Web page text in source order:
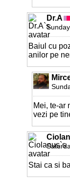
Dr.A
Baiul cu
anilor pe
Mei, te-ar
vezi pe
Stai ca si